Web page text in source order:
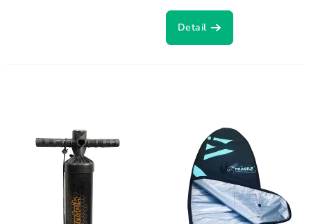
Detail